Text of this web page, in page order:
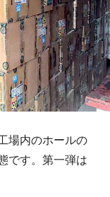
場内のホールの
です。第一弾は